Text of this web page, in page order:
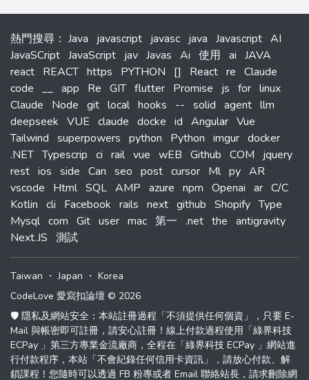
熱門搜尋 ： Java javascript javasc java Javascript AI
JavaSCript JavaScript jav Javas Ai 使用 ai JAVA
react REACT https PYTHON [] React re Claude
code __ app Re GIT flutter Promise js for linux
Claude
Node git local hooks -- solid agent llm
deepseek VUE claude docke id Angular Vue
Tailwind superpowers python Python imgur docker
.NET Typescrip ci rail vue wEB Github COM
jquery
rest ios side Can seo post cursor Ml py AR
vscode
Html SQL AMP azure npm Openai ar C/C
Kotlin cli Facebook rails next github Shopify Type
Mysql com Git user mac 第一 .net the antigravity
Next.JS 測試
Taiwan ・Japan ・ Korea
CodeLove 愛寫扣論壇 © 2026
🛡️ 隱私及網站安全：本站註冊過程「不須提供任何個資」，只要 E-
Mail 與帳密即可註冊，請安心註冊！線上付款過程使用「綠界科技
ECPay 」第三方專業金流廠商，全程在「綠界科技 ECPay 」網站進
行付款程序，本站「不會紀錄任何信用卡資訊」，請放心付款、解
鎖課程！您隨時可以透過 FB 粉專或者 Email 聯絡站長，請求刪除網